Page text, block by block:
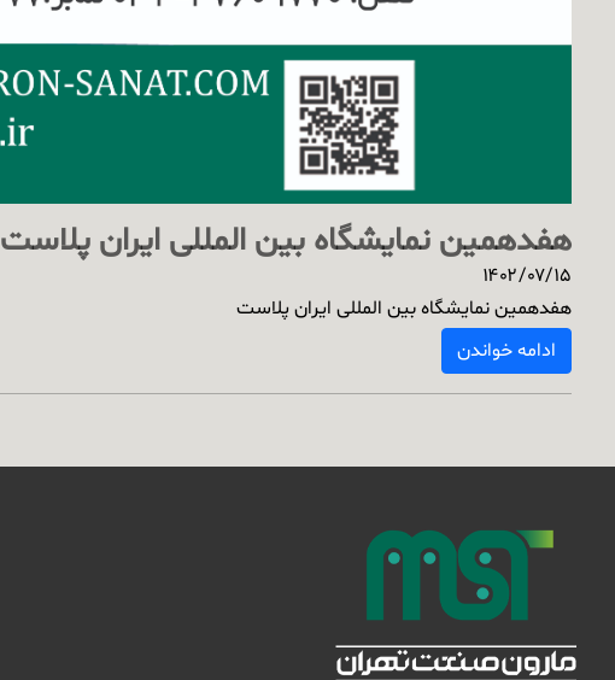
هفدهمین نمایشگاه بین المللی ایران پلاست
۱۴۰۲/۰۷/۱۵
هفدهمین نمایشگاه بین المللی ایران پلاست
ادامه خواندن